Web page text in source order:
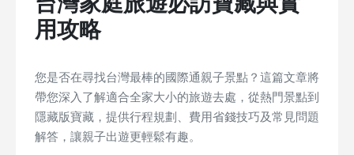
用攻略
您是否在尋找台灣最棒的國際通親子景點？這篇文章將
帶您深入了解適合全家大小的旅遊去處，從熱門景點到
隱藏版寶藏，提供行程規劃、費用省錢技巧及常見問題
解答，讓親子出遊更輕鬆有趣。